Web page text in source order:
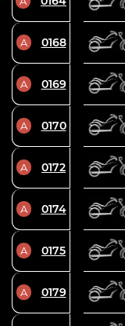
A 0168
A 0169
A 0170
A 0172
A 0174
A 0175
A 0179